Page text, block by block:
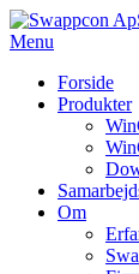
Videre
til
Menu
Forside
Produkter
Om